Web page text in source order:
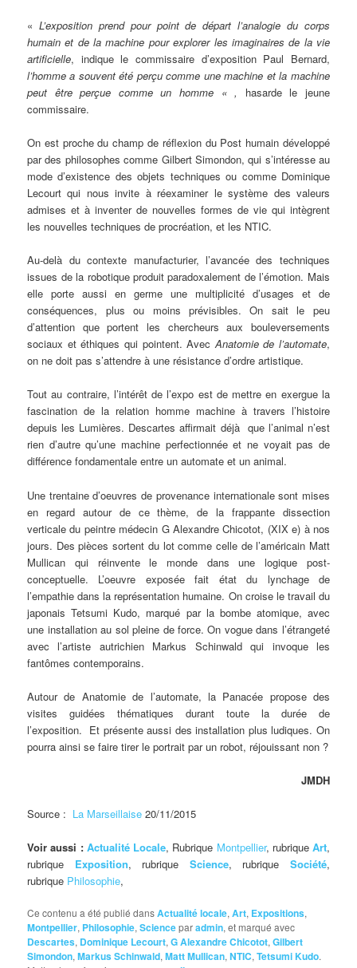
« L’exposition prend pour point de départ l’analogie du corps
humain et de la machine pour explorer les imaginaires de la vie
artificielle, indique le commissaire d’exposition Paul Bernard,
l’homme a souvent été perçu comme une machine et la machine
peut être perçue comme un homme « ,
hasarde le jeune
commissaire.
On est proche du champ de réflexion du Post humain développé
par des philosophes comme Gilbert Simondon, qui s’intéresse au
mode d’existence des objets techniques ou comme Dominique
Lecourt qui nous invite à réexaminer le système des valeurs
admises et à inventer de nouvelles formes de vie qui intègrent
les nouvelles techniques de procréation, et les NTIC.
Au-delà du contexte manufacturier, l’avancée des techniques
issues de la robotique produit paradoxalement de l’émotion. Mais
elle porte aussi en germe une multiplicité d’usages et de
conséquences, plus ou moins prévisibles. On sait le peu
d’attention que portent les chercheurs aux bouleversements
sociaux et éthiques qui pointent. AvecAnatomie de l’automate,
on ne doit pas s’attendre à une résistance d’ordre artistique.
Tout au contraire, l’intérêt de l’expo est de mettre en exergue la
fascination de la relation homme machine à travers l’histoire
depuis les Lumières. Descartes affirmait déjà que l’animal n’est
rien d’autre qu’une machine perfectionnée et ne voyait pas de
différence fondamentale entre un automate et un animal.
Une trentaine d’oeuvres de provenance internationale sont mises
en regard autour de ce thème, de la frappante dissection
verticale du peintre médecin G Alexandre Chicotot, (XIX e) à nos
jours. Des pièces sortent du lot comme celle de l’américain Matt
Mullican qui réinvente le monde dans une logique post-
conceptuelle. L’oeuvre exposée fait état du lynchage de
l’empathie dans la représentation humaine. On croise le travail du
japonais Tetsumi Kudo, marqué par la bombe atomique, avec
une installation au sol pleine de force. On vogue dans l’étrangeté
avec l’artiste autrichien Markus Schinwald qui invoque les
fantômes contemporains.
Autour de Anatomie de l’automate, la Panacée propose des
visites guidées thématiques durant toute la durée de
l’exposition. Et présente aussi des installation plus ludiques. On
pourra ainsi se faire tirer le portrait par un robot, réjouissant non ?
JMDH
Source : La Marseillaise 20/11/2015
Voir aussi : Actualité Locale, Rubrique Montpellier, rubrique Art,
rubrique Exposition, rubrique Science, rubrique Société,
rubrique Philosophie,
Ce contenu a été publié dansActualité locale,Art, Expositions,
Montpellier, Philosophie,Scienceparadmin, et marqué avec
Descartes, Dominique Lecourt,G Alexandre Chicotot,Gilbert
Simondon,Markus Schinwald,Matt Mullican,NTIC,Tetsumi Kudo.